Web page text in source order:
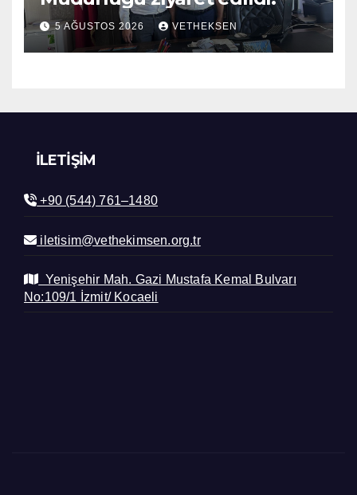
5 AĞUSTOS 2026 VETHEKSEN
İLETIŞIM
+90 (544) 761–1480
iletisim@vethekimsen.org.tr
Yenişehir Mah. Gazi Mustafa Kemal Bulvarı
No:109/1 İzmit/ Kocaeli